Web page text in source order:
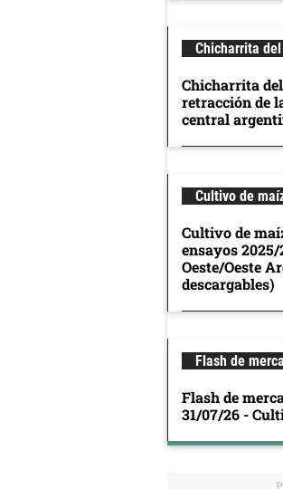
Chicharrita
Chicharrita
retracción de
central
Cultivo de
Cultivo de
ensayos
Oeste/Oeste
descargables)
Flash de
Flash de
31/07/26 -